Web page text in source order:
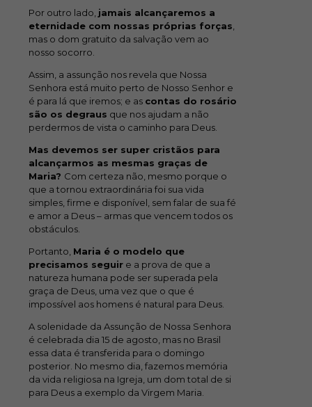
Por outro lado, jamais alcançaremos a
eternidade com nossas próprias forças
mas o dom gratuito da salvação vem ao
nosso socorro.
Assim, a assunção nos revela que Nossa
Senhora está muito perto de Nosso Senhor e
é para lá que iremos; e as contas do rosário
são os degraus que nos ajudam a não
perdermos de vista o caminho para Deus.
Mas devemos ser super cristãos para
alcançarmos as mesmas graças de
Maria? Com certeza não, mesmo porque o
que a tornou extraordinária foi sua vida
simples, firme e disponível, sem falar de sua fé
e amor a Deus – armas que vencem todos os
obstáculos.
Portanto, Maria é o modelo que
precisamos seguir e a prova de que a
natureza humana pode ser superada pela
graça de Deus, uma vez que o que é
impossível aos homens é natural para Deus.
A solenidade da Assunção de Nossa Senhora
é celebrada dia 15 de agosto, mas no Brasil
essa data é transferida para o domingo
posterior. No mesmo dia, fazemos memória
da vida religiosa na Igreja, um dom total de si
para Deus a exemplo da Virgem Maria.